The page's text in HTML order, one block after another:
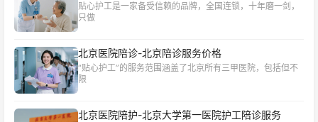
贴心护工是一家备受信赖的品牌，全国连锁，十年磨一剑，
只做
北京医院陪诊-北京陪诊服务价格
“贴心护工”的服务范围涵盖了北京所有三甲医院，包括但不
限
北京医院陪护-北京大学第一医院护工陪诊服务